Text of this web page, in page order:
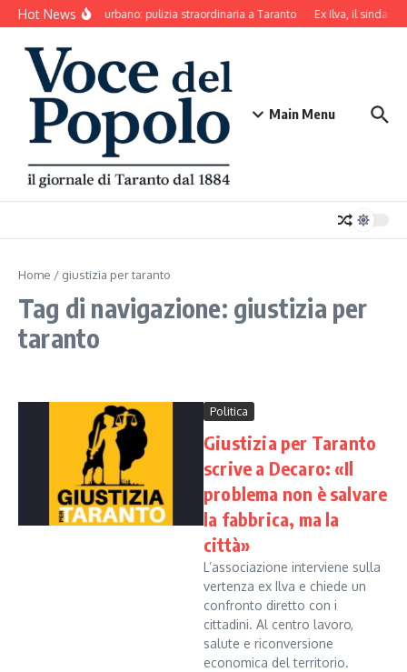
Salta al contenuto
Hot NewsDecoro urbano: pulizia straordinaria a Taranto Ex Ilva, il sindaco
Main Menu
Home / giustizia per taranto
Tag di navigazione: giustizia per
taranto
Politica
Giustizia per Taranto
scrive a Decaro: «Il
problema non è salvare
la fabbrica, ma la
città»
L’associazione interviene sulla
vertenza ex Ilva e chiede un
confronto diretto con i
cittadini. Al centro lavoro,
salute e riconversione
economica del territorio.